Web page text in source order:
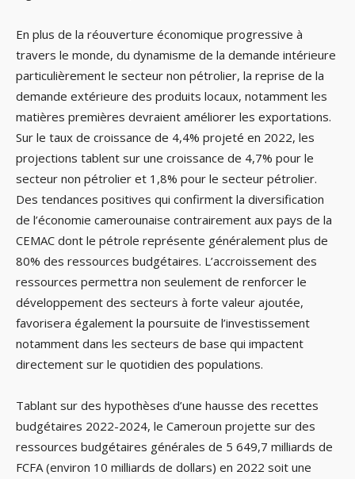
En plus de la réouverture économique progressive à
travers le monde, du dynamisme de la demande intérieure
particulièrement le secteur non pétrolier, la reprise de la
demande extérieure des produits locaux, notamment les
matières premières devraient améliorer les exportations.
Sur le taux de croissance de 4,4% projeté en 2022, les
projections tablent sur une croissance de 4,7% pour le
secteur non pétrolier et 1,8% pour le secteur pétrolier.
Des tendances positives qui confirment la diversification
de l’économie camerounaise contrairement aux pays de la
CEMAC dont le pétrole représente généralement plus de
80% des ressources budgétaires. L’accroissement des
ressources permettra non seulement de renforcer le
développement des secteurs à forte valeur ajoutée,
favorisera également la poursuite de l’investissement
notamment dans les secteurs de base qui impactent
directement sur le quotidien des populations.
Tablant sur des hypothèses d’une hausse des recettes
budgétaires 2022-2024, le Cameroun projette sur des
ressources budgétaires générales de 5 649,7 milliards de
FCFA (environ 10 milliards de dollars) en 2022 soit une